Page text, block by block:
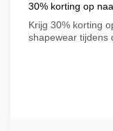
30% korting op
Krijg 30% korting
shapewear tijdens